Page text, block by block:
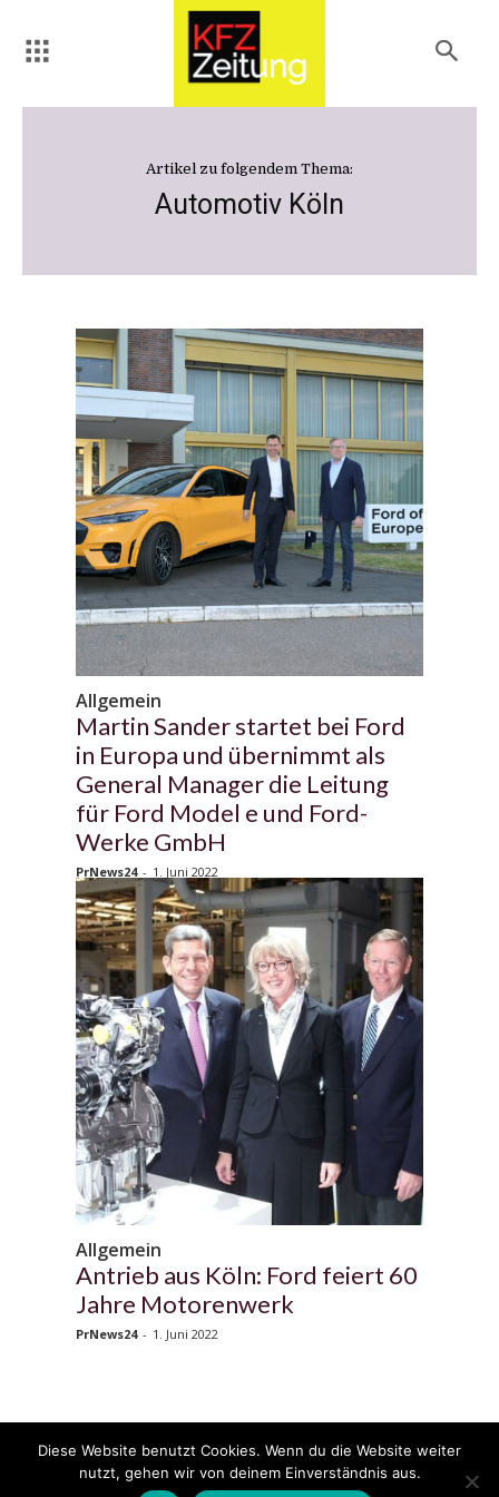
Artikel zu folgendem Thema:
Automotiv Köln
Allgemein
Martin Sander startet bei Ford
in Europa und übernimmt als
General Manager die Leitung
für Ford Model e und Ford-
Werke GmbH
PrNews24 - 1. Juni 2022
Allgemein
Antrieb aus Köln: Ford feiert 60
Jahre Motorenwerk
PrNews24 - 1. Juni 2022
© 2020 - 2025 Copyright - KFZzeitung.com
Diese Website benutzt Cookies. Wenn du die Website weiter
nutzt, gehen wir von deinem Einverständnis aus.